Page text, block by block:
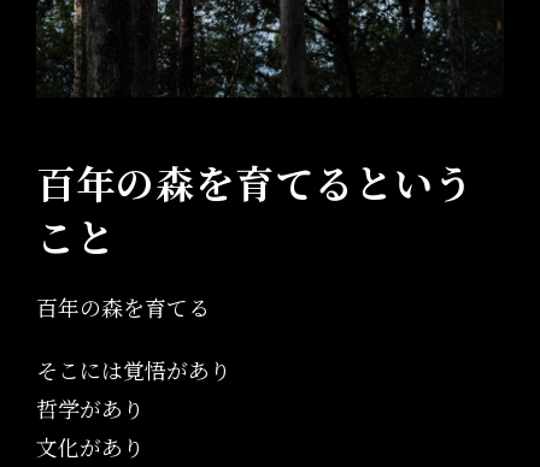
百年の森を育てるという
こと
百年の森を育てる
そこには覚悟があり
哲学があり
文化があり